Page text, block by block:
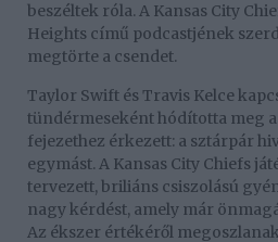
beszéltek róla. A Kansas City
Heights című podcastjének
megtörte a csendet.
Taylor Swift és Travis Kelce
tündérmeseként hódította meg
fejezethez érkezett: a sztárpár
egymást. A Kansas City Chiefs
tervezett, briliáns csiszolású
nagy kérdést, amely már
Az ékszer értékéről